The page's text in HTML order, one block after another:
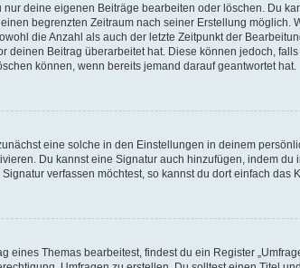
deine eigenen Beiträge bearbeiten oder löschen. Du
begrenzten Zeitraum nach seiner Erstellung
die Anzahl als auch der letzte Zeitpunkt der
deinen Beitrag überarbeitet hat. Diese können jedoch,
können, wenn bereits jemand darauf geantwortet hat.
eine solche in den Einstellungen in deinem
Du kannst eine Signatur auch hinzufügen, indem
verfassen möchtest, so kannst du dort einfach das
eines Themas bearbeitest, findest du ein Register